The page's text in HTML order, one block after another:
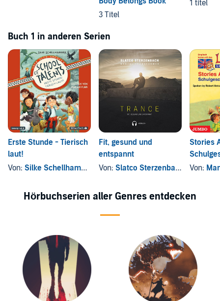
3 Titel
1 titel
Buch 1 in anderen Serien
Erste Stunde - Tierisch
laut!
Von: Silke Schellhammer
Fit, gesund und
entspannt
Von: Slatco Sterzenbach
Stories
Von:
Hörbuchserien aller Genres entdecken